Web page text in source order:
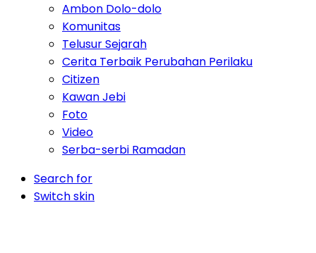
Ambon Dolo-dolo
Komunitas
Telusur Sejarah
Cerita Terbaik Perubahan Perilaku
Citizen
Kawan Jebi
Foto
Video
Serba-serbi Ramadan
Search for
Switch skin